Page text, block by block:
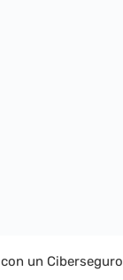
un Ciberseguro